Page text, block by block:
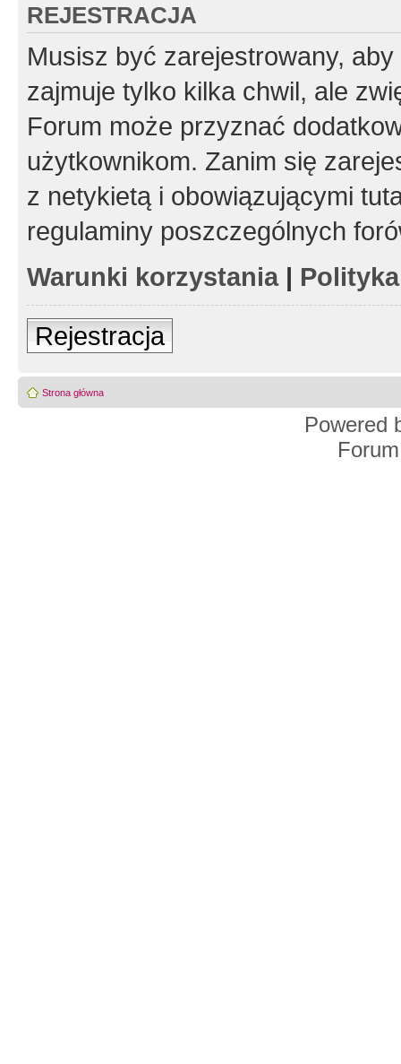
REJESTRACJA
Musisz być zarejestrowany,
zajmuje tylko kilka chwil, ale
Forum może przyznać
użytkownikom. Zanim się
z netykietą i obowiązującymi
regulaminy poszczególnych
Warunki korzystania|
Rejestracja
Strona główna
Powered